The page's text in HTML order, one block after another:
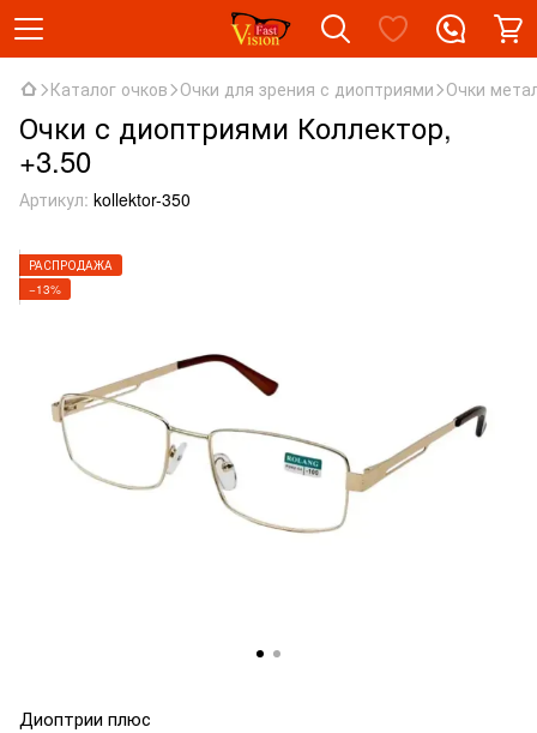
Каталог очков Очки для зрения с диоптриями Очки
Очки с диоптриями Коллектор,
+3.50
Артикул: kollektor-350
РАСПРОДАЖА
−13%
Диоптрии плюс